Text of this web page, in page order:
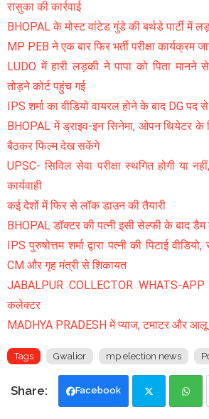
रासुका की कार्रवाई
BHOPAL के मोस्ट वांटेड गुंडे की बर्थडे पार्टी में
MP PEB ने एक बार फिर भर्ती परीक्षा कार्यक्रम
LUDO में हारी लड़की ने पापा को पिता मानने
तोड़ने कोर्ट पहुंच गई
IPS शर्मा का वीडियो वायरल होने के बाद DG पद से
BHOPAL में ड्राइव-इन सिनेमा, ओपन थियेटर
बैठकर फिल्म देख सकेंगे
UPSC- सिविल सेवा परीक्षा स्थगित होगी या
कार्यवाही
कई देशों में फिर से लॉक डाउन की तैयारी
BHOPAL डॉक्टर की पत्नी इसी सेल्फी के बाद डैम
IPS पुरुषोत्तम शर्मा द्वारा पत्नी की पिटाई
CM और गृह मंत्री से शिकायत
JABALPUR COLLECTOR WHATS-
कलेक्टर
MADHYA PRADESH में प्याज, टमाटर और
Tags Gwalior mp election news
Facebook